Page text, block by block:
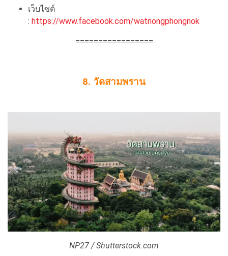
เว็บไซต์
: https://www.facebook.com/watnongphongnok
=================
8. วัดสามพราน
NP27 / Shutterstock.com